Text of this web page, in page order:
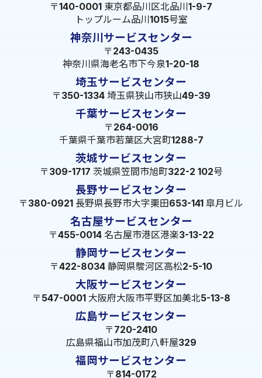
〒140-0001 東京都品川区北品川1-9-7
トップルーム品川1015号室
神奈川サービスセンター
〒243-0435
神奈川県海老名市下今泉1-20-18
埼玉サービスセンター
〒350-1334 埼玉県狭山市狭山49-39
千葉サービスセンター
〒264-0016
千葉県千葉市若葉区大宮町1288-7
茨城サービスセンター
〒309-1717 茨城県笠間市旭町322-2 102号
長野サービスセンター
〒380-0921 長野県長野市大字栗田653-141 皐月ビル
名古屋サービスセンター
〒455-0014 名古屋市港区港楽3-13-22
静岡サービスセンター
〒422-8034 静岡県駿河区高松2-5-10
大阪サービスセンター
〒547-0001 大阪府大阪市平野区加美北5-13-8
広島サービスセンター
〒720-2410
広島県福山市加茂町八軒屋329
福岡サービスセンター
〒814-0172